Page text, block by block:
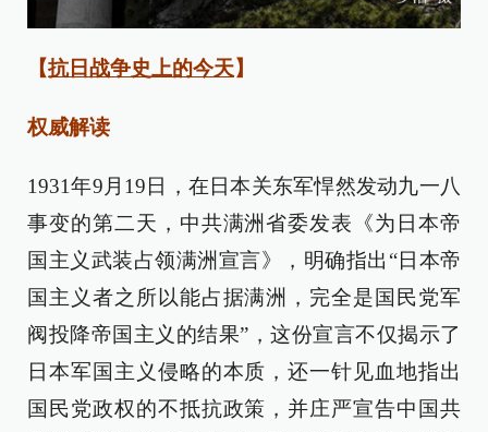
【抗日战争史上的今天】
权威解读
1931年9月19日，在日本关东军悍然发动九一八
事变的第二天，中共满洲省委发表《为日本帝
国主义武装占领满洲宣言》，明确指出“日本帝
国主义者之所以能占据满洲，完全是国民党军
阀投降帝国主义的结果”，这份宣言不仅揭示了
日本军国主义侵略的本质，还一针见血地指出
国民党政权的不抵抗政策，并庄严宣告中国共